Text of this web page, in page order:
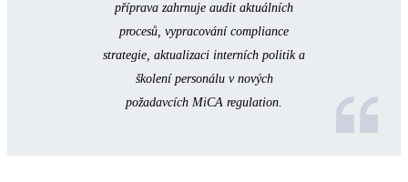
příprava zahrnuje audit aktuálních
procesů, vypracování compliance
strategie, aktualizaci interních politik a
školení personálu v nových
požadavcích MiCA regulation.